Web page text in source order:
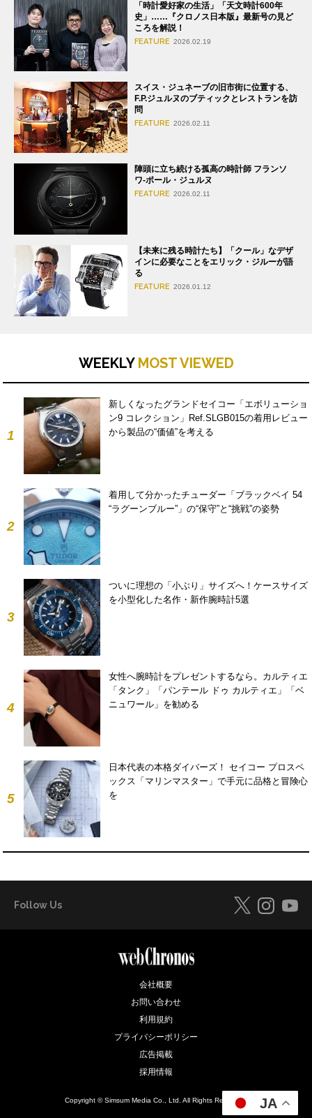
「時計愛好家の生活」「天文時計600年
史」……『クロノス日本版』最新号の見ど
ころを解説！
FEATURE 2026.02.19
スイス・ジュネーブの旧市街に位置する、
F.P.ジュルヌのブティックとレストランを訪
問
FEATURE 2026.02.11
陣頭に立ち続ける孤高の時計師 フランソ
ワ-ポール・ジュルヌ
FEATURE 2026.02.11
【未来に残る時計たち】「クール」なデザ
インに必要なことをエリック・ジルーが語
る
FEATURE 2026.01.12
WEEKLY MOST VIEWED
1
新しくなったグランドセイコー「エボリューショ
ン9 コレクション」Ref.SLGB015の着用レビュー
から製品の“価値”を考える
2
着用して分かったチューダー「ブラックベイ 54
“ラグーンブルー”」の“保守”と“挑戦”の姿勢
3
ついに理想の「小ぶり」サイズへ！ケースサイズ
を小型化した名作・新作腕時計5選
4
女性へ腕時計をプレゼントするなら。カルティエ
「タンク」「パンテール ドゥ カルティエ」「ベ
ニュワール」を勧める
5
日本代表の本格ダイバーズ！ セイコー プロスペ
ックス「マリンマスター」で手元に品格と冒険心
を
Follow Us
会社概要
お問い合わせ
利用規約
プライバシーポリシー
広告掲載
採用情報
Copyright © Simsum Media Co., Ltd. All Rights Reserved. JA